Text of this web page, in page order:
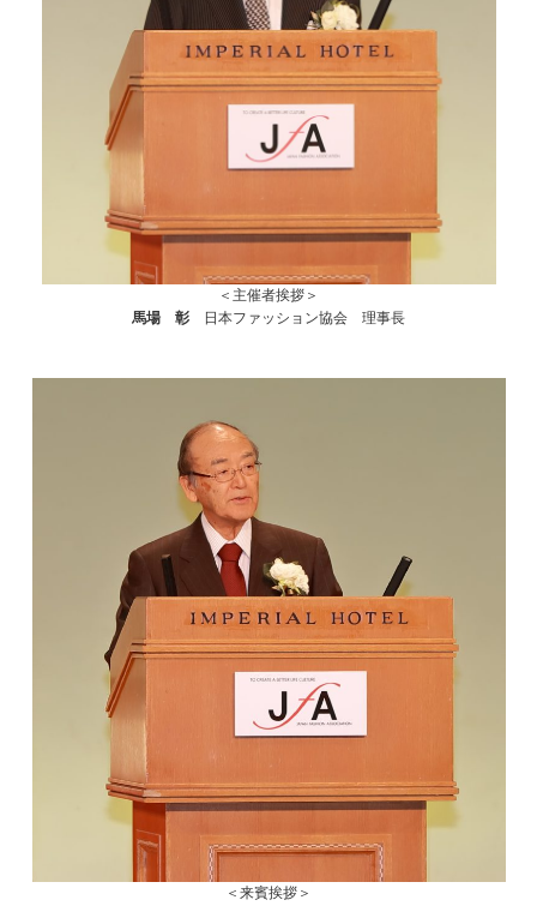
＜主催者挨拶＞
馬場 彰 日本ファッション協会 理事長
＜来賓挨拶＞